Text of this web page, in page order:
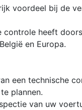
voordeel bij de
heeft
en Europa.
een technische
plannen.
van uw